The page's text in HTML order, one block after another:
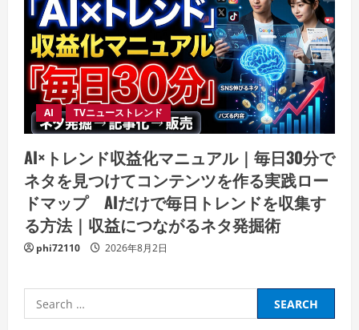
AI TVニューストレンド
AI×トレンド収益化マニュアル｜毎日30分で
ネタを見つけてコンテンツを作る実践ロー
ドマップ AIだけで毎日トレンドを収集す
る方法｜収益につながるネタ発掘術
phi72110 2026年8月2日
Search
for: